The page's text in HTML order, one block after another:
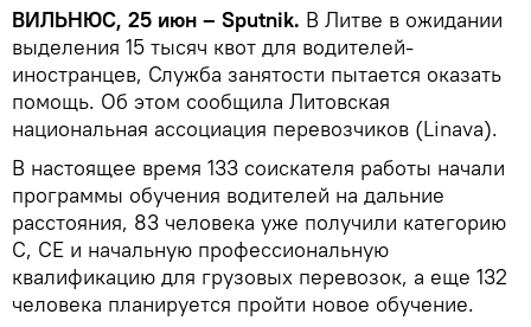
ВИЛЬНЮС, 25 июн – Sputnik. В Литве в ожидании
выделения 15 тысяч квот для водителей-
иностранцев, Служба занятости пытается оказать
помощь. Об этом сообщила Литовская
национальная ассоциация перевозчиков (Linava).
В настоящее время 133 соискателя работы начали
программы обучения водителей на дальние
расстояния, 83 человека уже получили категорию
C, CE и начальную профессиональную
квалификацию для грузовых перевозок, а еще 132
человека планируется пройти новое обучение.